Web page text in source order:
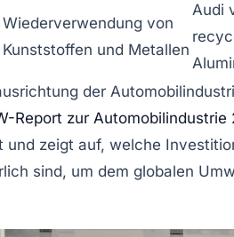
Wiederverwendung von
Kunststoffen und Metallen
Audi
der
Report zur Automobilindustrie
und zeigt auf, welche
sind, um dem globalen